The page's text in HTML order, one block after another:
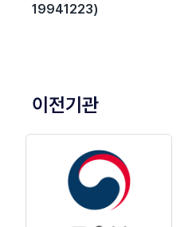
19941223)
이전기관